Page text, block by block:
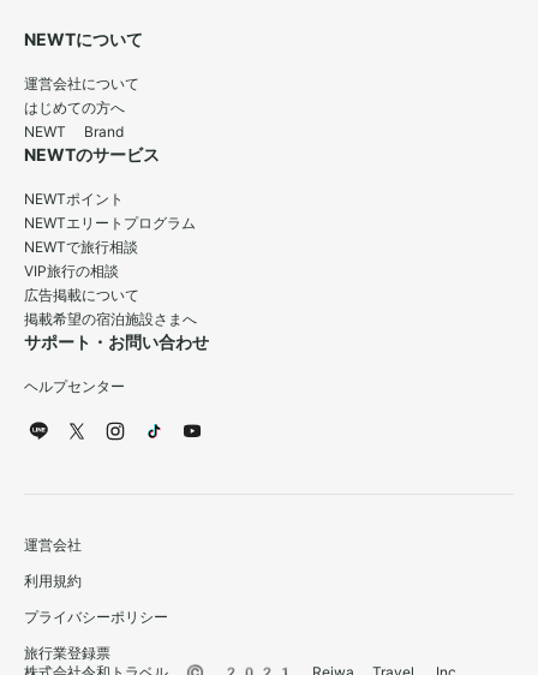
NEWTについて
運営会社について
はじめての方へ
NEWT Brand
NEWTのサービス
NEWTポイント
NEWTエリートプログラム
NEWTで旅行相談
VIP旅行の相談
広告掲載について
掲載希望の宿泊施設さまへ
サポート・お問い合わせ
ヘルプセンター
運営会社
利用規約
プライバシーポリシー
旅行業登録票